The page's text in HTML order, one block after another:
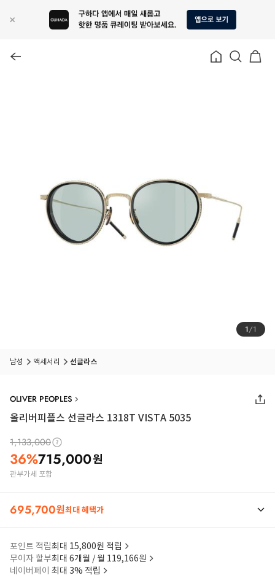
1/1
남성 액세서리 선글라스
OLIVER PEOPLES
올리버피플스 선글라스 1318T VISTA 5035
1,133,000
36%715,000원
관부가세 포함
695,700원최대 혜택가
포인트 적립최대 15,800원 적립
무이자 할부최대 6개월 / 월 119,166원
네이버페이 최대 3% 적립